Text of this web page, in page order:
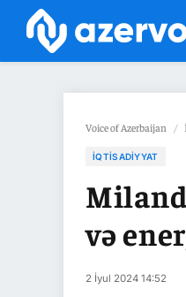
Voice of Azerbaijan /
İQTISADIYYAT
və
2 İyul 2024 14:52